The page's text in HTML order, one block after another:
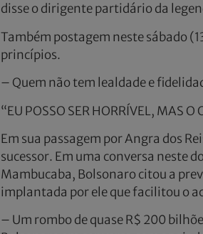
disse o dirigente partidário da
Também postagem neste sábado
princípios.
– Quem não tem lealdade e
“EU POSSO SER HORRÍVEL, MAS O
Em sua passagem por Angra dos
sucessor. Em uma conversa neste
Mambucaba, Bolsonaro citou a
implantada por ele que facilitou o
– Um rombo de quase R$ 200